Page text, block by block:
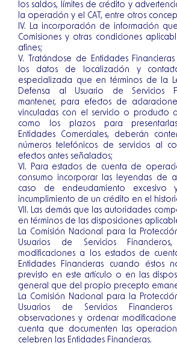
los saldos, límites de crédito y
la operación y el CAT, entre otros
IV. La incorporación de información
Comisiones y otras condiciones
afines;
V. Tratándose de Entidades
los datos de localización y
especializada que en términos de la
Defensa al Usuario de Servicios
mantener, para efectos de
vinculadas con el servicio o producto
como los plazos para
Entidades Comerciales, deberán
números telefónicos de servicios al
efectos antes señalados;
VI. Para estados de cuenta de
consumo incorporar las leyendas de
caso de endeudamiento excesivo
incumplimiento de un crédito en el
VII. Las demás que las autoridades
en términos de las disposiciones
La Comisión Nacional para la
Usuarios de Servicios
modificaciones a los estados de
Entidades Financieras cuando éstos
previsto en este artículo o en las
general que del propio precepto
La Comisión Nacional para la
Usuarios de Servicios
observaciones y ordenar
cuenta que documenten las
celebren las Entidades Financieras.